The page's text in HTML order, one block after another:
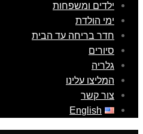
ילדים ומשפחות
ימי הולדת
חדר בריחה עד הבית
סיורים
גלריה
המליצו עלינו
צור קשר
English